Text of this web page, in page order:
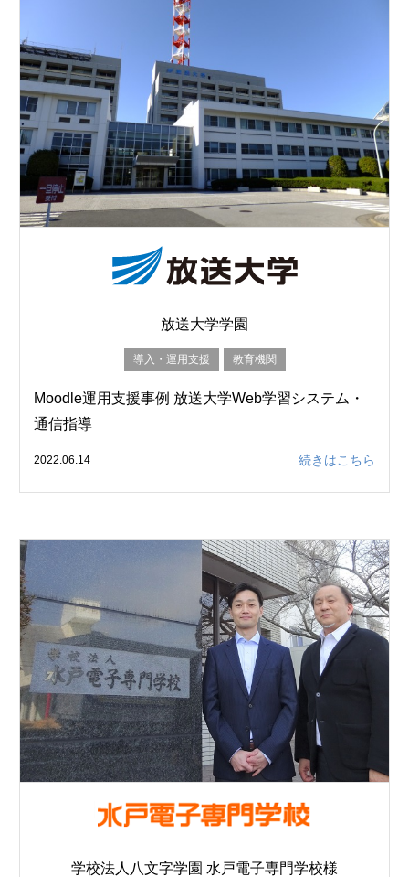
放送大学学園
導入・運用支援 教育機関
Moodle運用支援事例 放送大学Web学習システム・
通信指導
2022.06.14 続きはこちら
学校法人八文字学園 水戸電子専門学校様